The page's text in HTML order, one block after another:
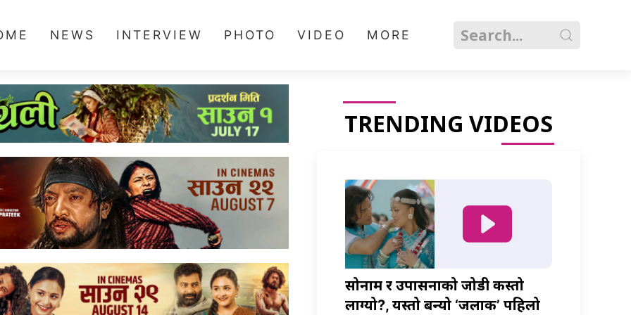
NEWS INTERVIEW PHOTO VIDEO MORE
TRENDING VIDEOS
सोनाम र उपासनाको जोडी कस्तो
लाग्यो?, यस्तो बन्यो ‘जलाकी’ पहिलो